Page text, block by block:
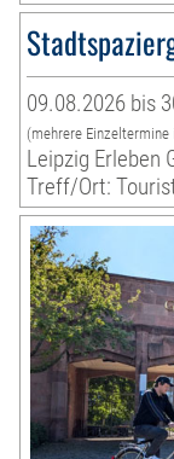
09.08.2026 bis
(mehrere
Leipzig Erleben
Treff/Ort: